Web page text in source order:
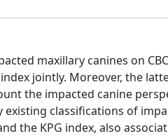
maxillary canines on
jointly. Moreover, the
the impacted canine
classifications of
the KPG index, also